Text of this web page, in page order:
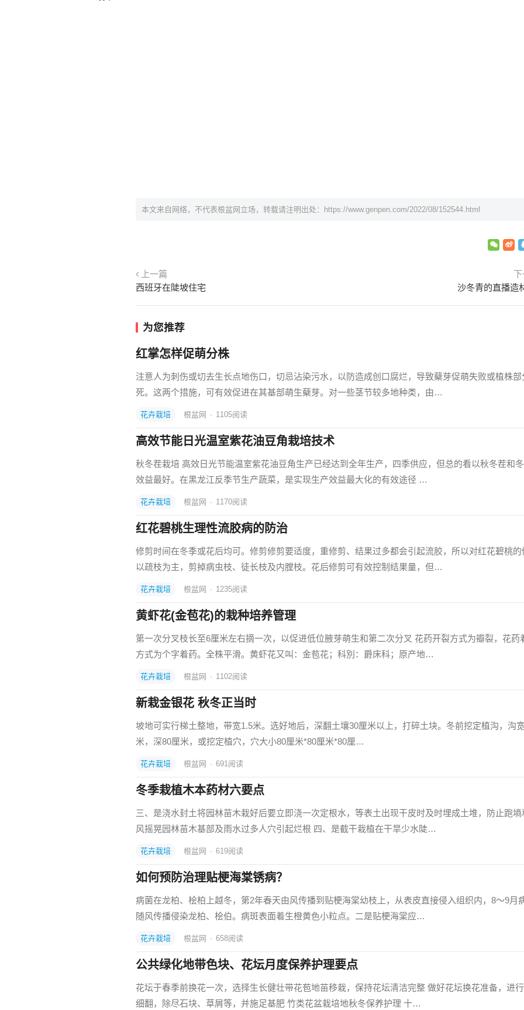
本文来自网络，不代表根盆网立场，转载请注明出处： https://www.genpen.com/2022/08/152544.html
上一篇
西班牙在陡坡住宅
沙冬青的直播造
为您推荐
红掌怎样促萌分株
注意人为刺伤或切去生长点地伤口，切忌沾染污水，以防造成创口腐烂，导致蘖芽促萌失败或植株部
死。这两个措施，可有效促进在其基部萌生蘖芽。对一些茎节较多地种类，由…
花卉栽培 根盆网 · 1105阅读
高效节能日光温室紫花油豆角栽培技术
秋冬茬栽培 高效日光节能温室紫花油豆角生产已经达到全年生产，四季供应，但总的看以秋冬茬和
效益最好。在黑龙江反季节生产蔬菜，是实现生产效益最大化的有效途径 …
花卉栽培 根盆网 · 1170阅读
红花碧桃生理性流胶病的防治
修剪时间在冬季或花后均可。修剪修剪要适度，重修剪、结果过多都会引起流胶，所以对红花碧桃的
以疏枝为主，剪掉病虫枝、徒长枝及内膛枝。花后修剪可有效控制结果量，但…
花卉栽培 根盆网 · 1235阅读
黄虾花(金苞花)的栽种培养管理
第一次分叉枝长至6厘米左右摘一次，以促进低位腋芽萌生和第二次分叉 花药开裂方式为瓣裂，花药
方式为个字着药。全株平滑。黄虾花又叫：金苞花；科別：爵床科；原产地…
花卉栽培 根盆网 · 1102阅读
新栽金银花 秋冬正当时
坡地可实行梯土整地，带宽1.5米。选好地后，深翻土壤30厘米以上，打碎土块。冬前挖定植沟，沟
米，深80厘米，或挖定植穴，穴大小80厘米*80厘米*80厘…
花卉栽培 根盆网 · 691阅读
冬季栽植木本药材六要点
三、是浇水封土将园林苗木栽好后要立即浇一次定根水，等表土出现干皮时及时埋成土堆，防止跑墒
风摇晃园林苗木基部及雨水过多人穴引起烂根 四、是截干栽植在干旱少水陡…
花卉栽培 根盆网 · 619阅读
如何预防治理贴梗海棠锈病？
病菌在龙柏、桧柏上越冬，第2年春天由风传播到贴梗海棠幼枝上，从表皮直接侵入组织内，8～9月
随风传播侵染龙柏、桧伯。病斑表面着生橙黄色小粒点。二是贴梗海棠应…
花卉栽培 根盆网 · 658阅读
公共绿化地带色块、花坛月度保养护理要点
花坛于春季前换花一次，选择生长健壮带花苞地苗移栽，保持花坛清洁完整 做好花坛换花准备，进
细翻，除尽石块、草屑等，并施足基肥 竹类花盆栽培地秋冬保养护理 十…